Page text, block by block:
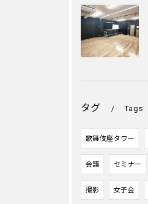
タグ Tags
歌舞伎座タワー
会議 セミナー
撮影 女子会